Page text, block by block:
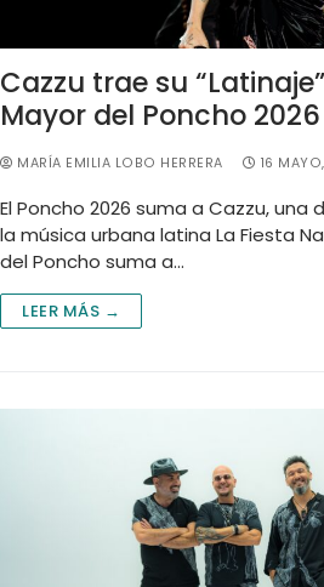
Cazzu trae su
Mayor del Poncho 2026
MARÍA EMILIA LOBO HERRERA 16
El Poncho 2026 suma a Cazzu,
la música urbana latina La Fiesta
del Poncho suma a…
LEER MÁS →